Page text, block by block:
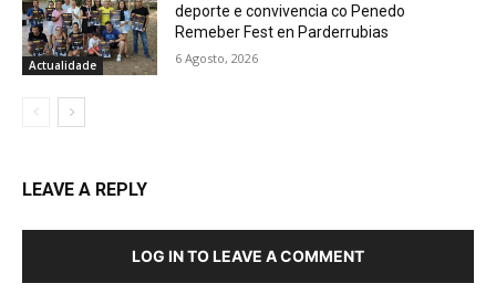
Actualidade
deporte e convivencia co Penedo
Remeber Fest en Parderrubias
6 Agosto, 2026
LEAVE A REPLY
LOG IN TO LEAVE A COMMENT